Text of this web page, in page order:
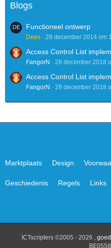
Blogs
Functioneel ontwerp
Dees 28 december 2014 om
Access Control List
FangorN 28 december 2018
Access Control List
FangorN 29 december 2018
Marktplaats Design
Geschiedenis Regels Links
ICTscripters ©2005 - 2026 ,